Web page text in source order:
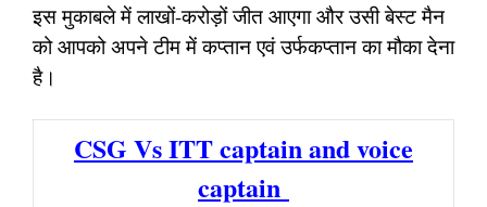
इस मुकाबले में लाखों-करोड़ों जीत आएगा और उसी बेस्ट मैन
को आपको अपने टीम में कप्तान एवं उर्फकप्तान का मौका देना
है।
CSG Vs ITT captain and voice
captain